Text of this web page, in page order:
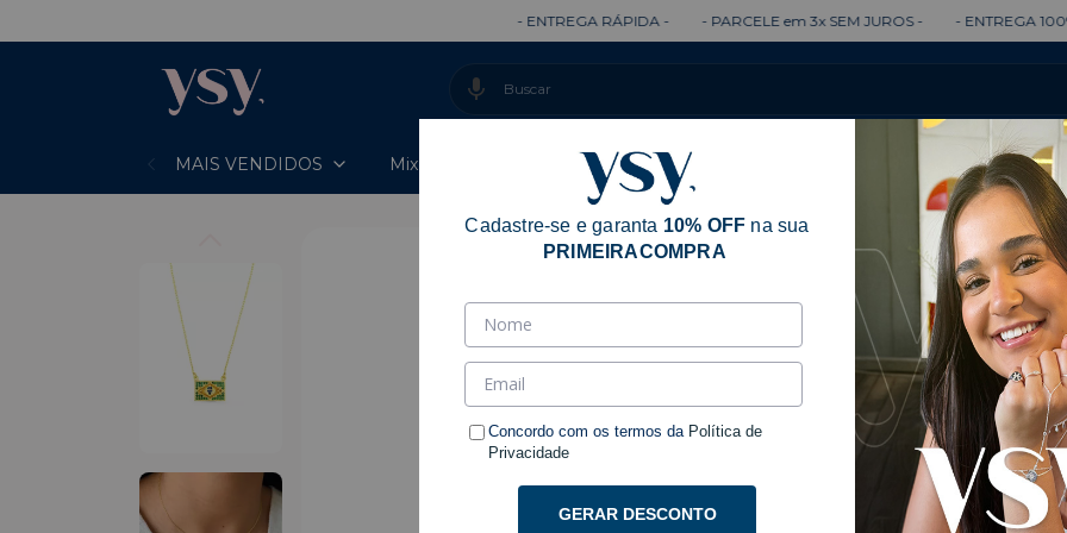
- ENTREGA RÁPIDA - - PARCELE em 3x SEM JUROS - - ENTREGA 100%
MAIS VENDIDOS Mixes Prontos Colares Pulseiras
Início
- Dourado
Colar
Cadastre-se e garanta 10% OFF na sua
PRIMEIRACOMPRA
Concordo com os termos da Política de
Privacidade
GERAR DESCONTO